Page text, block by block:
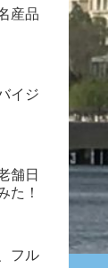
産品
イジ
舗日
た！
フル